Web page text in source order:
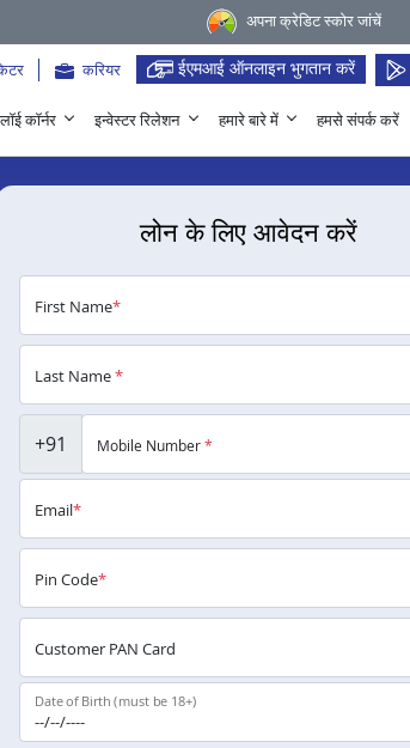
अपना क्रेडिट स्कोर जांचें
करियर ईएमआई ऑनलाइन भुगतान करें
कॉर्नर इन्वेस्टर रिलेशन हमारे बारे में हमसे संपर्क करें
लोन के लिए आवेदन करें
First Name*
Last Name*
+91 Mobile Number*
Email*
Pin Code*
Customer PAN Card
Date of Birth (must be 18+)